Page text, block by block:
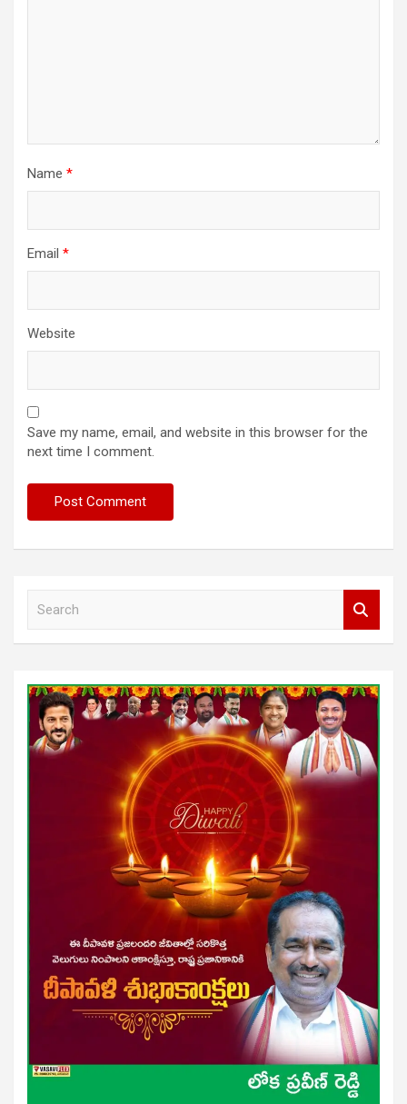
Name *
Email *
Website
Save my name, email, and website in this browser for the
next time I comment.
h